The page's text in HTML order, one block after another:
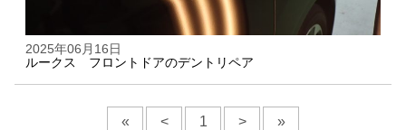
2025年06月16日
ルークス フロントドアのデントリペア
« < 1 > »